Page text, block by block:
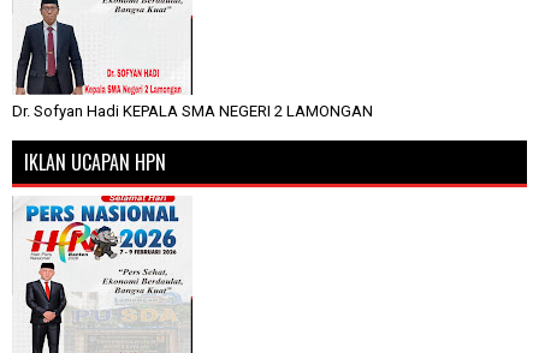
Dr. Sofyan Hadi KEPALA SMA NEGERI 2 LAMONGAN
IKLAN UCAPAN HPN